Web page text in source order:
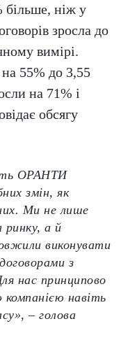
більше, ніж у
зросла до
вимірі.
55% до 3,55
на 71% і
обсягу
ОРАНТИ
змін, як
Ми не лише
ринку, а й
виконувати
з
нас принципово
навіть
– голова